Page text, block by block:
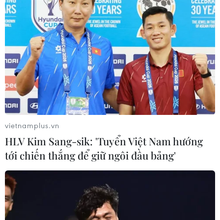
vietnamplus.vn
HLV Kim Sang-sik: 'Tuyển Việt Nam hướng
tới chiến thắng để giữ ngôi đầu bảng'